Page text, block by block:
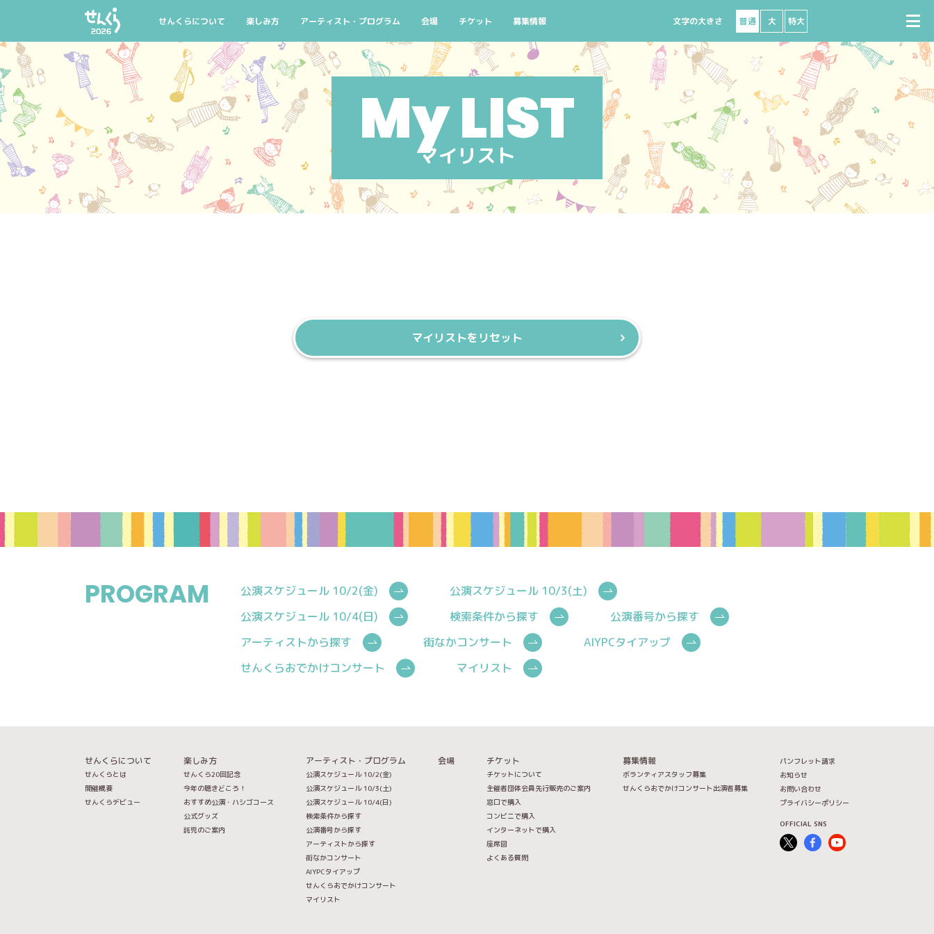
せんくらについて
開催概要
せんくらデビュー
楽しみ方
今年の聴きどころ！
おすすめ公演・ハシゴコース
公式グッズ
託児のご案内
アーティスト・プログラム
公演スケジュール 10/3(土)
公演スケジュール 10/4(日)
公演番号から探す
アーティストから探す
AIYPCタイアップ
せんくらおでかけコンサート
マイリスト
会場
チケット
主催者団体会員先行販売のご案内
コンビニで購入
インターネットで購入
よくある質問
募集情報
せんくらおでかけコンサート出演者募集
普通 大 特大
マイリスト
マイリストをリセット
PROGRAM 公演スケジュール 10/2(金)
公演スケジュール 10/3(土)
公演スケジュール 10/4(日)
検索条件から探す
公演番号から探す
アーティストから探す
街なかコンサート
AIYPCタイアップ
せんくらおでかけコンサート
マイリスト
公式グッズ
託児のご案内
マイリスト
せんくらについて
せんくらとは
開催概要
せんくらデビュー
楽しみ方
せんくら20回記念
今年の聴きどころ！
おすすめ公演・ハシゴコース
公式グッズ
託児のご案内
アーティスト・プログラム
公演スケジュール 10/2(金)
公演スケジュール 10/3(土)
公演スケジュール 10/4(日)
検索条件から探す
公演番号から探す
アーティストから探す
街なかコンサート
AIYPCタイアップ
せんくらおでかけコンサート
マイリスト
会場 チケット
チケットについて
主催者団体会員先行販売のご案内
窓口で購入
コンビニで購入
インターネットで購入
座席図
よくある質問
募集情報
ボランティアスタッフ募集
せんくらおでかけコンサート出演者募集
パンフレット請求
お知らせ
お問い合わせ
プライバシーポリシー
OFFICIAL SNS